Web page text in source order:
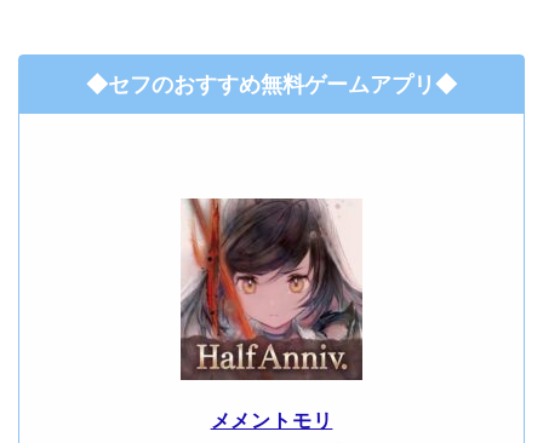
◆セフのおすすめ無料ゲームアプリ◆
メメントモリ